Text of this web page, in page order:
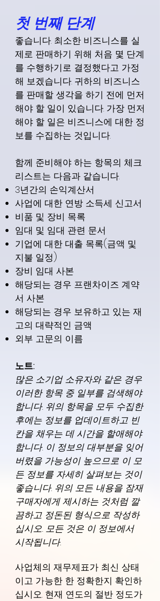
첫 번째 단계
좋습니다. 최소한 비즈니스를 실
제로 판매하기 위해 처음 몇 단계
를 수행하기로 결정했다고 가정
해 보겠습니다. 귀하의 비즈니스
를 판매할 생각을 하기 전에 먼저
해야 할 일이 있습니다. 가장 먼저
해야 할 일은 비즈니스에 대한 정
보를 수집하는 것입니다.
함께 준비해야 하는 항목의 체크
리스트는 다음과 같습니다.
3년간의 손익계산서
사업에 대한 연방 소득세 신고서
비품 및 장비 목록
임대 및 임대 관련 문서
기업에 대한 대출 목록(금액 및
지불 일정)
장비 임대 사본
해당되는 경우 프랜차이즈 계약
서 사본
해당되는 경우 보유하고 있는 재
고의 대략적인 금액
외부 고문의 이름
노트:
많은 소기업 소유자와 같은 경우
이러한 항목 중 일부를 검색해야
합니다. 위의 항목을 모두 수집한
후에는 정보를 업데이트하고 빈
칸을 채우는 데 시간을 할애해야
합니다. 이 정보의 대부분을 잊어
버렸을 가능성이 높으므로 이 모
든 정보를 자세히 살펴보는 것이
좋습니다. 위의 모든 내용을 잠재
구매자에게 제시하는 것처럼 깔
끔하고 정돈된 형식으로 작성하
십시오. 모든 것은 이 정보에서
시작됩니다.
사업체의 재무제표가 최신 상태
이고 가능한 한 정확한지 확인하
십시오. 현재 연도의 절반 정도가